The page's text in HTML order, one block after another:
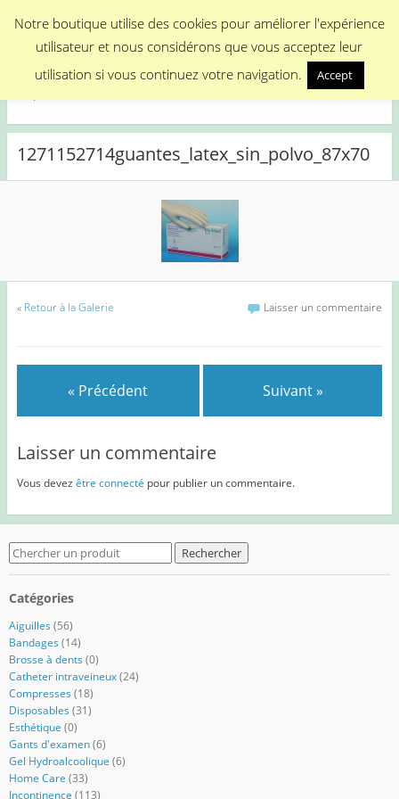
Menu
Medical Promotion
1271152714guantes_latex_sin_polvo_87x70
« Retour à la Galerie Laisser un commentaire
« Précédent Suivant »
Laisser un commentaire
Vous devez être connecté pour publier un commentaire.
Search
for:
Catégories
Aiguilles (56)
Bandages (14)
Brosse à dents (0)
Catheter intraveineux (24)
Compresses (18)
Disposables (31)
Esthétique (0)
Gants d'examen (6)
Gel Hydroalcoolique (6)
Home Care (33)
Incontinence (113)
Notre boutique utilise des cookies pour améliorer l'expérience
utilisateur et nous considérons que vous acceptez leur
utilisation si vous continuez votre navigation.
Accept